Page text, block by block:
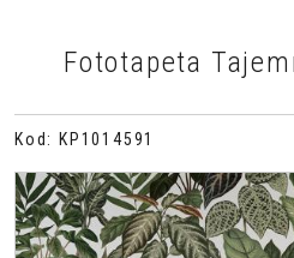
Fototapeta
Kod : KP1014591